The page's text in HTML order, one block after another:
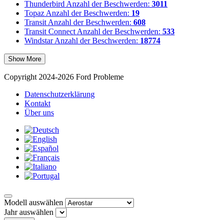
Thunderbird Anzahl der Beschwerden: 3011
Topaz Anzahl der Beschwerden: 19
Transit Anzahl der Beschwerden: 608
Transit Connect Anzahl der Beschwerden: 533
Windstar Anzahl der Beschwerden: 18774
Show More
Copyright 2024-2026 Ford Probleme
Datenschutzerklärung
Kontakt
Über uns
Modell auswählen
Jahr auswählen